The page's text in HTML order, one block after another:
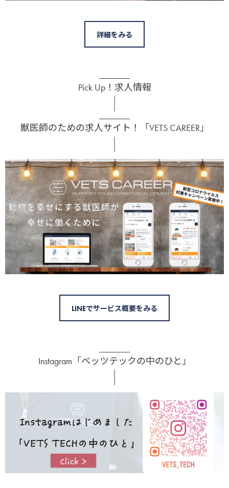
詳細をみる
Pick Up！求人情報
獣医師のための求人サイト！「VETS CAREER」
LINEでサービス概要をみる
Instagram「ベッツテックの中のひと」